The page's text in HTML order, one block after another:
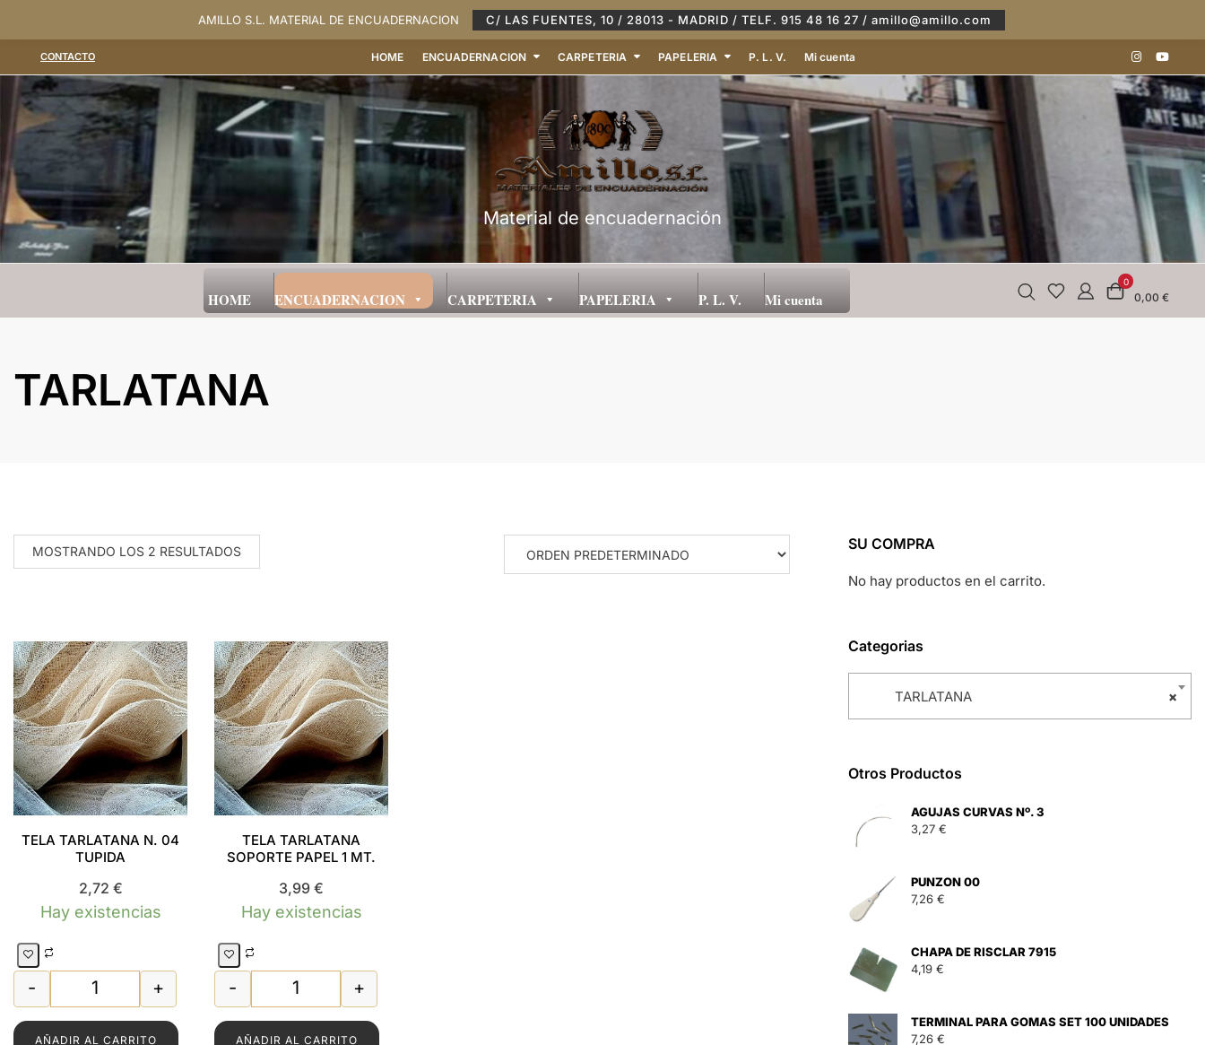
al
contenido
AMILLO S.L. MATERIAL DE ENCUADERNACION C/ LAS FUENTES, 10 / 28013 - MADRID / TELF. 915 48 16 27 / amillo@amillo.com
CONTACTO HOME ENCUADERNACION CARPETERIA PAPELERIA P. L. V. Mi cuenta
Material de encuadernación
HOME ENCUADERNACION CARPETERIA PAPELERIA P. L. V. Mi cuenta
0
0,00 €
TARLATANA
MOSTRANDO LOS 2 RESULTADOS
TELA TARLATANA N. 04
TUPIDA
2,72 €
Hay existencias
TELA TARLATANA N. 04 TUPIDA cantidad
- +
AÑADIR AL CARRITO
TELA TARLATANA
SOPORTE PAPEL 1 MT.
3,99 €
Hay existencias
TELA TARLATANA SOPORTE PAPEL 1 MT. cantidad
- +
AÑADIR AL CARRITO
SU COMPRA
No hay productos en el carrito.
Categorias
×
TARLATANA
Otros Productos
AGUJAS CURVAS Nº. 3
3,27 €
PUNZON 00
7,26 €
CHAPA DE RISCLAR 7915
4,19 €
TERMINAL PARA GOMAS SET 100 UNIDADES
7,26 €